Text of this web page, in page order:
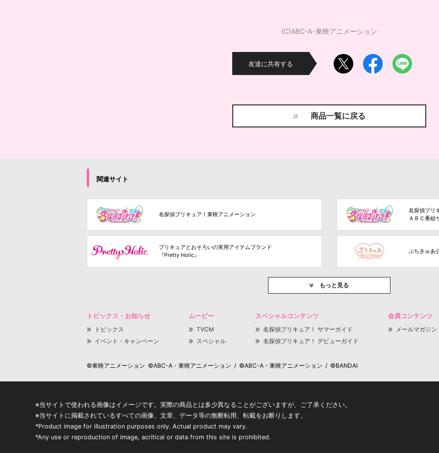
(C)ABC-A･東映アニメーション
友達に共有する
商品一覧に戻る
関連サイト
名探偵プリキュア！東映アニメーション
名探偵プリ
ＡＢＣ番組
プリキュアとおそろいの実用アイテムブランド
『Pretty Holic』
ぷちきゅあ
もっと見る
トピックス・お知らせ
トピックス
イベント・キャンペーン
ムービー
TVCM
スペシャル
スペシャルコンテンツ
名探偵プリキュア！ サマーガイド
名探偵プリキュア！ デビューガイド
会員コンテンツ
メールマガジン
©東映アニメーション ©ABC-A・東映アニメーション / ©ABC-A・東映アニメーション / ©BANDAI
※当サイトで使われる画像はイメージです。実際の商品とは多少異なることがございますが、ご了承ください。
※当サイトに掲載されているすべての画像、文章、データ等の無断転用、転載をお断りします。
*Product image for illustration purposes only. Actual product may vary.
*Any use or reproduction of image, acritical or data from this site is prohibited.